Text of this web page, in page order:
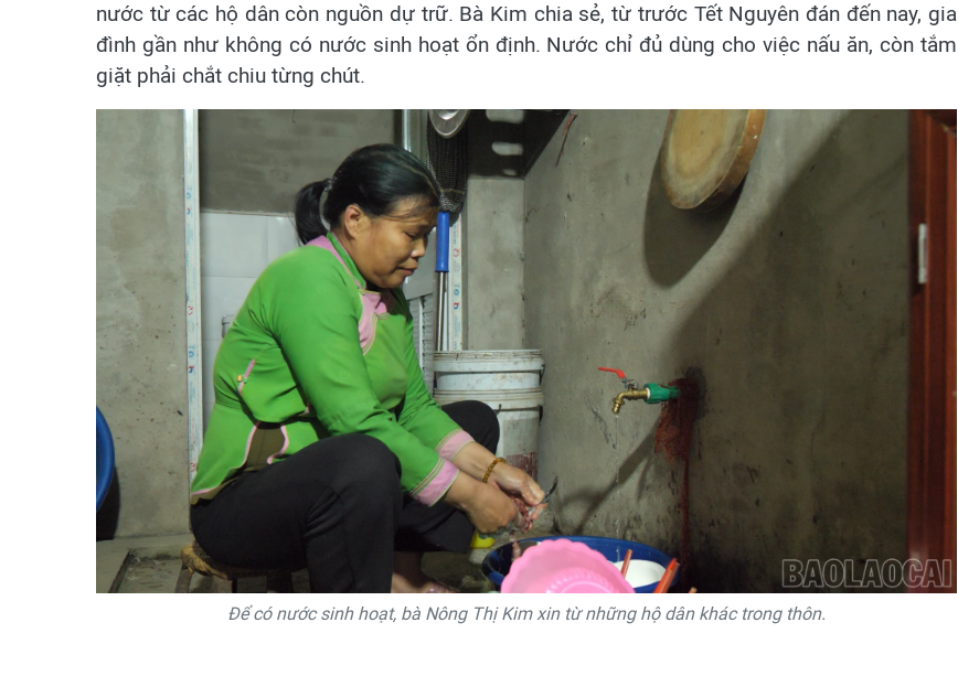
nước từ các hộ dân còn nguồn dự trữ. Bà Kim chia sẻ, từ trước Tết Nguyên đán đến nay, gia
đình gần như không có nước sinh hoạt ổn định. Nước chỉ đủ dùng cho việc nấu ăn, còn tắm
giặt phải chắt chiu từng chút.
Để có nước sinh hoạt, bà Nông Thị Kim xin từ những hộ dân khác trong thôn.